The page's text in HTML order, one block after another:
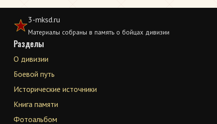
3-mksd.ru
Материалы собраны в память о бойцах дивизии
Разделы
О дивизии
Боевой путь
Исторические источники
Книга памяти
Фотоальбом